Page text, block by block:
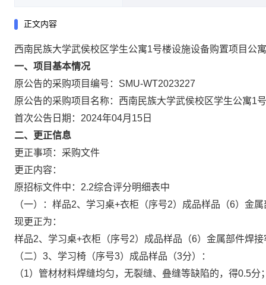
正文内容
西南民族大学武侯校区学生公寓1号楼设施设备购置项目公
一、项目基本情况
原公告的采购项目编号：SMU-WT2023227
原公告的采购项目名称：西南民族大学武侯校区学
首次公告日期：2024年04月15日
二、更正信息
更正事项：采购文件
更正内容：
原招标文件中：2.2综合评分明细表中
（一）：样品2、学习桌+衣柜（序号2）成品样品（6）金
现更正为：
样品2、学习桌+衣柜（序号2）成品样品（6）金属部件焊
（二）3、学习椅（序号3）成品样品（3分）：
（1）管材材料焊缝均匀，无裂缝、叠缝等缺陷的，得0.5分